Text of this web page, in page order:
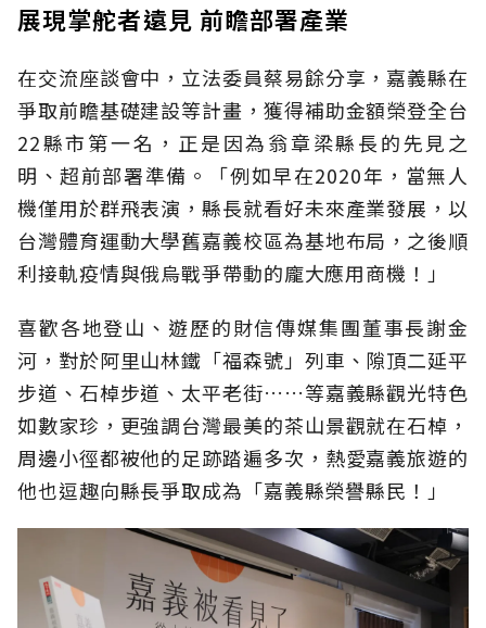
展現掌舵者遠見 前瞻部署產業
在交流座談會中，立法委員蔡易餘分享，嘉義縣在
爭取前瞻基礎建設等計畫，獲得補助金額榮登全台
22縣市第一名，正是因為翁章梁縣長的先見之
明、超前部署準備。「例如早在2020年，當無人
機僅用於群飛表演，縣長就看好未來產業發展，以
台灣體育運動大學舊嘉義校區為基地布局，之後順
利接軌疫情與俄烏戰爭帶動的龐大應用商機！」
喜歡各地登山、遊歷的財信傳媒集團董事長謝金
河，對於阿里山林鐵「福森號」列車、隙頂二延平
步道、石棹步道、太平老街……等嘉義縣觀光特色
如數家珍，更強調台灣最美的茶山景觀就在石棹，
周邊小徑都被他的足跡踏遍多次，熱愛嘉義旅遊的
他也逗趣向縣長爭取成為「嘉義縣榮譽縣民！」